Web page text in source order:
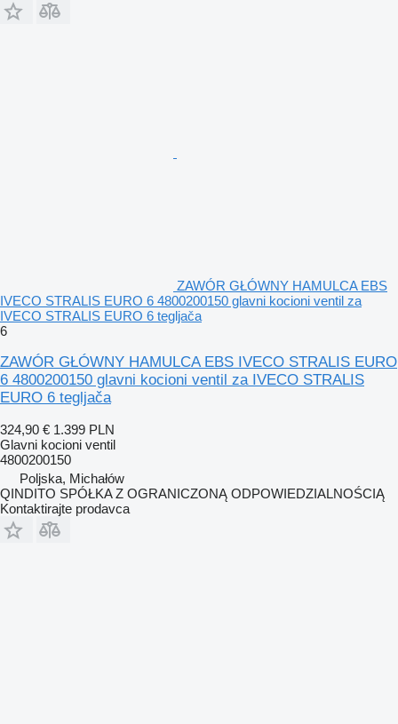
ZAWÓR GŁÓWNY HAMULCA EBS
IVECO STRALIS EURO 6 4800200150 glavni kocioni ventil za
IVECO STRALIS EURO 6 tegljača
6
ZAWÓR GŁÓWNY HAMULCA EBS IVECO STRALIS EURO
6 4800200150 glavni kocioni ventil za IVECO STRALIS
EURO 6 tegljača
324,90 € 1.399 PLN
Glavni kocioni ventil
4800200150
Poljska, Michałów
QINDITO SPÓŁKA Z OGRANICZONĄ ODPOWIEDZIALNOŚCIĄ
Kontaktirajte prodavca